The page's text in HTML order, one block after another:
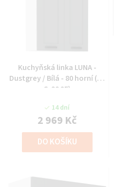
Kuchyňská linka LUNA -
Dustgrey / Bílá - 80 horní (80
G-90 2F)
14 dní
2 969 Kč
DO KOŠÍKU